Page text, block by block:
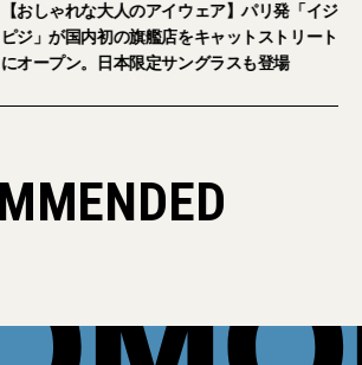
催。「試着フェス®︎」に
。【2026年秋冬ファッ
試し放題】
【おしゃれな大人
ピジ」が国内初の
にオープン。日本